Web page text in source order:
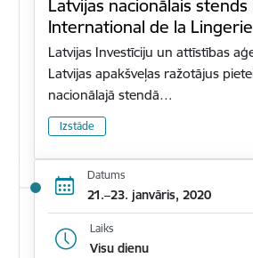
Latvijas nacionālais
International de la
Latvijas Investīciju un attīstības
Latvijas apakšveļas ražotājus
nacionālajā stendā…
Izstāde
Datums
21.–23. janvāris, 2020
Laiks
Visu dienu